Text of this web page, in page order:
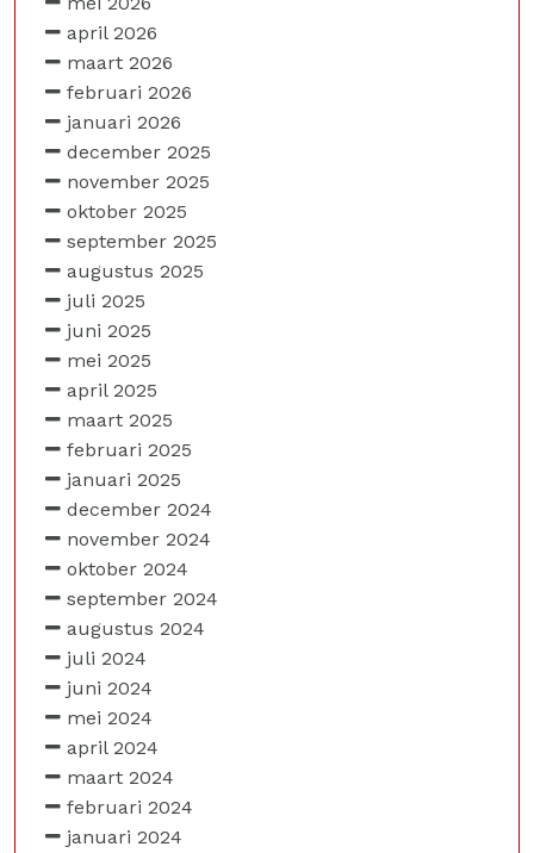
april 2026
maart 2026
februari 2026
januari 2026
december 2025
november 2025
oktober 2025
september 2025
augustus 2025
juli 2025
juni 2025
mei 2025
april 2025
maart 2025
februari 2025
januari 2025
december 2024
november 2024
oktober 2024
september 2024
augustus 2024
juli 2024
juni 2024
mei 2024
april 2024
maart 2024
februari 2024
januari 2024